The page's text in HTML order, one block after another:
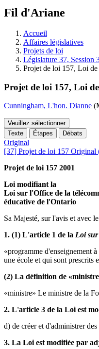
découvrir
l'Assemblée
législative.
Fil d'Ariane
Accueil
Affaires législatives
Projets de loi
Législature 37, Session
Projet de loi 157, Loi de
Projet de loi 157, Loi
Cunningham, L'hon. Dianne
Veuillez sélectionner
Texte
Étapes Débats
Original
[37] Projet de loi 157 Original
Projet de loi 157 2001
Loi modifiant la
Loi sur l'Office de la
éducative de l'Ontario
Sa Majesté, sur l'avis et avec
1. (1) L'article 1 de la Loi
«programme d'enseignement
une école et qui sont prescrits
(2) La définition de
«ministre» Le ministre de la
2. L'article 3 de la Loi est
d) de créer et d'administrer
3. La Loi est modifiée par